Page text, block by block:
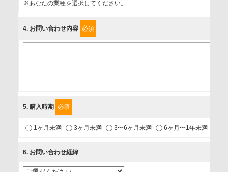
個人情報保護責任者
1.当社が取り扱う商品・サービスに関するご案内
2.当社が開催（主催・共催・協賛）するセミナーなど、各種イ
3.お客様の業務内容、及び興味、関心に応じた情報の提供
※あなたの業種を選択してください。
4. お問い合わせ内容 必須
5. 購入時期 必須
1ヶ月未満 3ヶ月未満 3〜6ヶ月未満 6ヶ月〜1年未満
6. お問い合わせ経緯